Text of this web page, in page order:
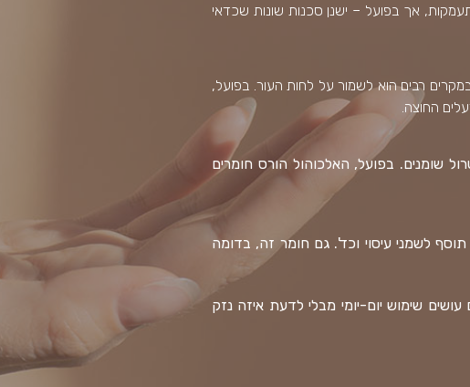
אך בפועל – ישנן סכנות שונות שכדאי
רבים הוא לשמור על לחות העור. בפועל,
החוצה.
שומנים. בפועל, האלכוהול הורס חומרים
לשמני עיסוי וכד'. גם חומר זה, בדומה
שימוש יום-יומי מבלי לדעת איזה נזק